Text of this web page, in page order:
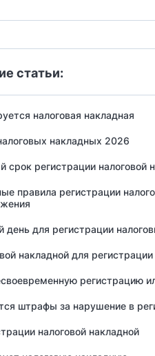
статьи:
налоговая накладная
накладных 2026
срок регистрации налоговой
правила регистрации
день для регистрации
накладной для
регистрацию
штрафы за нарушение в
налоговой накладной